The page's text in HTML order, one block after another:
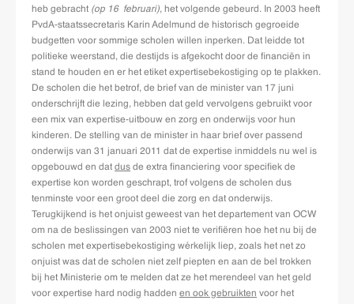
heb gebracht (op 16 februari), het volgende gebeurd. In 2003 heeft
PvdA-staatssecretaris Karin Adelmund de historisch gegroeide
budgetten voor sommige scholen willen inperken. Dat leidde tot
politieke weerstand, die destijds is afgekocht door de financiën in
stand te houden en er het etiket expertisebekostiging op te plakken.
De scholen die het betrof, de brief van de minister van 17 juni
onderschrijft die lezing, hebben dat geld vervolgens gebruikt voor
een mix van expertise-uitbouw en zorg en onderwijs voor hun
kinderen. De stelling van de minister in haar brief over passend
onderwijs van 31 januari 2011 dat de expertise inmiddels nu wel is
opgebouwd en dat dus de extra financiering voor specifiek de
expertise kon worden geschrapt, trof volgens de scholen dus
tenminste voor een groot deel die zorg en dat onderwijs.
Terugkijkend is het onjuist geweest van het departement van OCW
om na de beslissingen van 2003 niet te verifiëren hoe het nu bij de
scholen met expertisebekostiging wérkelijk liep, zoals het net zo
onjuist was dat de scholen niet zelf piepten en aan de bel trokken
bij het Ministerie om te melden dat ze het merendeel van het geld
voor expertise hard nodig hadden en ook gebruikten voor het